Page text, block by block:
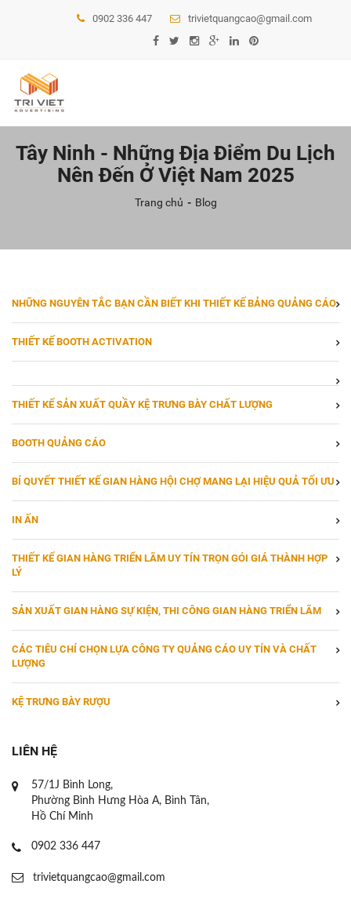
0902 336 447 trivietquangcao@gmail.com
Tây Ninh - Những Địa Điểm Du Lịch
Nên Đến Ở Việt Nam 2025
Trang chủ Blog
NHỮNG NGUYÊN TẮC BẠN CẦN BIẾT KHI THIẾT KẾ BẢNG QUẢNG CÁO
THIẾT KẾ BOOTH ACTIVATION
THIẾT KẾ SẢN XUẤT QUẦY KỆ TRƯNG BÀY CHẤT LƯỢNG
BOOTH QUẢNG CÁO
BÍ QUYẾT THIẾT KẾ GIAN HÀNG HỘI CHỢ MANG LẠI HIỆU QUẢ TỐI ƯU
IN ẤN
THIẾT KẾ GIAN HÀNG TRIỂN LÃM UY TÍN TRỌN GÓI GIÁ THÀNH HỢP
LÝ
SẢN XUẤT GIAN HÀNG SỰ KIỆN, THI CÔNG GIAN HÀNG TRIỂN LÃM
CÁC TIÊU CHÍ CHỌN LỰA CÔNG TY QUẢNG CÁO UY TÍN VÀ CHẤT
LƯỢNG
KỆ TRƯNG BÀY RƯỢU
LIÊN HỆ
57/1J Bình Long,
Phường Bình Hưng Hòa A, Bình Tân,
Hồ Chí Minh
0902 336 447
trivietquangcao@gmail.com